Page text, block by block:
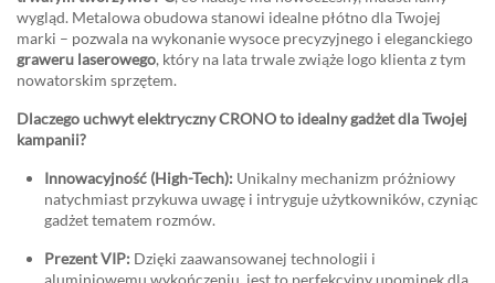
wygląd. Metalowa obudowa stanowi idealne płótno dla Twojej
marki – pozwala na wykonanie wysoce precyzyjnego i eleganckiego
graweru laserowego, który na lata trwale zwiąże logo klienta z tym
nowatorskim sprzętem.
Dlaczego uchwyt elektryczny CRONO to idealny gadżet dla Twojej
kampanii?
Innowacyjność (High-Tech): Unikalny mechanizm próżniowy
natychmiast przykuwa uwagę i intryguje użytkowników, czyniąc
gadżet tematem rozmów.
Prezent VIP: Dzięki zaawansowanej technologii i
aluminiowemu wykończeniu, jest to perfekcyjny upominek dla